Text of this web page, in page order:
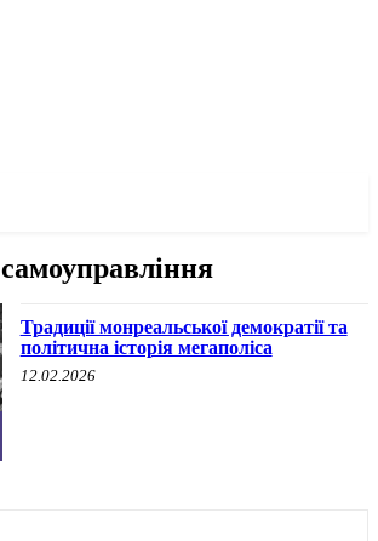
самоуправління
Традиції монреальської демократії та
політична історія мегаполіса
12.02.2026